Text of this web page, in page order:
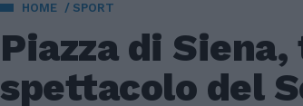
HOME SPORT
Piazza di
spettacolo del